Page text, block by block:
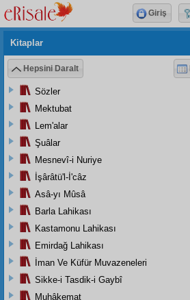
Kitaplar
Hepsini Daralt
Sözler
Mektubat
Lem'alar
Şuâlar
Mesnevî-i Nuriye
İşârâtü'l-İ'câz
Asâ-yı Mûsâ
Barla Lahikası
Kastamonu Lahikası
Emirdağ Lahikası
İman Ve Küfür Muvazeneleri
Sikke-i Tasdik-i Gaybî
Muhâkemat
Giriş